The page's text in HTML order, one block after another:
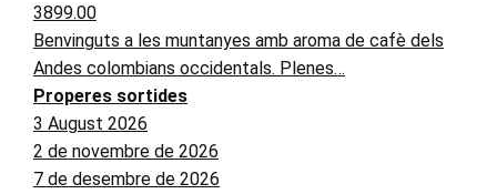
3899.00
Benvinguts a les muntanyes amb aroma de cafè dels
Andes colombians occidentals. Plenes…
Properes sortides
3 August 2026
2 de novembre de 2026
7 de desembre de 2026